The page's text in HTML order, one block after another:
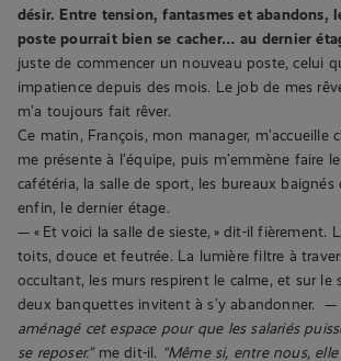
désir. Entre tension, fantasmes et abandons,
poste pourrait bien se cacher… au dernier
juste de commencer un nouveau poste, celui
impatience depuis des mois. Le job de mes
m’a toujours fait rêver.
Ce matin, François, mon manager, m’accueille
me présente à l’équipe, puis m’emmène faire
cafétéria, la salle de sport, les bureaux
enfin, le dernier étage.
— « Et voici la salle de sieste, » dit-il fièrement.
toits, douce et feutrée. La lumière filtre à
occultant, les murs respirent le calme, et sur le
deux banquettes invitent à s’y abandonner.
—
aménagé cet espace pour que les salariés
se reposer.”me dit-il. “Même si, entre nous,